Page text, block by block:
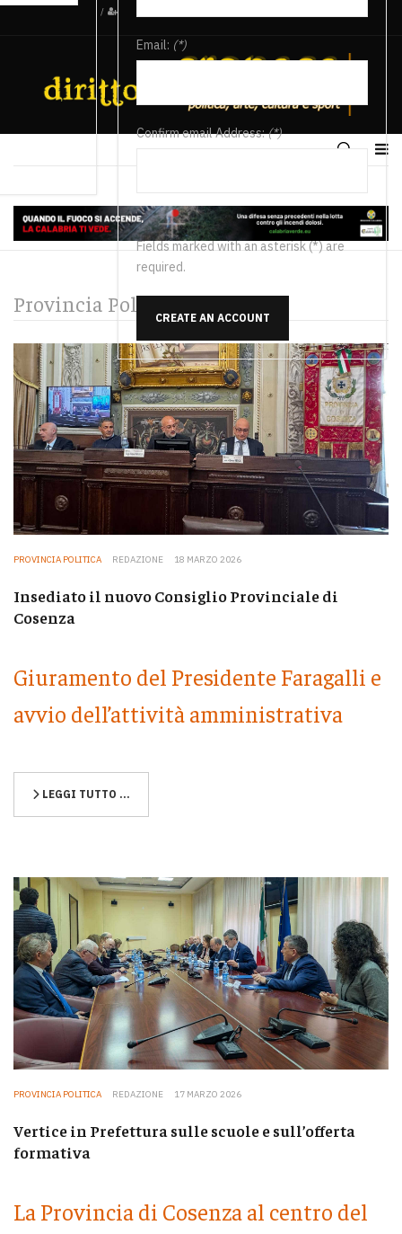
/
Email: (*)
Confirm email Address:(*)
Fields marked with an asterisk (*) are
required.
CREATE AN ACCOUNT
Provincia Politica
PROVINCIA POLITICA REDAZIONE 18 MARZO 2026
Insediato il nuovo Consiglio Provinciale di
Cosenza
Giuramento del Presidente Faragalli e
avvio dell’attività amministrativa
LEGGI TUTTO …
PROVINCIA POLITICA REDAZIONE 17 MARZO 2026
Vertice in Prefettura sulle scuole e sull’offerta
formativa
La Provincia di Cosenza al centro del